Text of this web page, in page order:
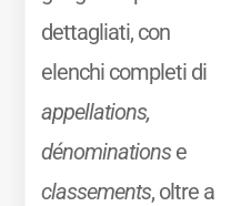
dettagliati, con
elenchi completi di
appellations,
dénominationse
classements, oltre a